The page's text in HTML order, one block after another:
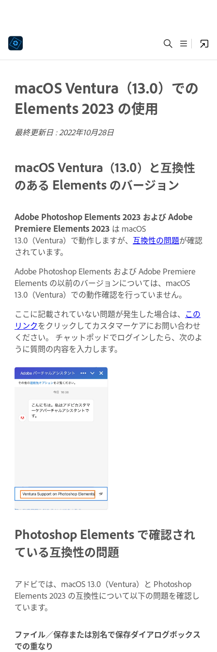
macOS Ventura（13.0）での
Elements 2023 の使用
最終更新日 :2022年10月28日
macOS Ventura（13.0）と互換性
のある Elements のバージョン
Adobe Photoshop Elements 2023 および Adobe
Premiere Elements 2023 は macOS
13.0（Ventura）で動作しますが、 互換性の問題が確認
されています。
Adobe Photoshop Elements および Adobe Premiere
Elements の以前のバージョンについては、macOS
13.0（Ventura）での動作確認を行っていません。
ここに記載されていない問題が発生した場合は、 この
リンクをクリックしてカスタマーケアにお問い合わせ
ください。 チャットポッドでログインしたら、次のよ
うに質問の内容を入力します。
Photoshop Elements で確認され
ている互換性の問題
アドビでは、macOS 13.0（Ventura）と Photoshop
Elements 2023 の互換性について以下の問題を確認し
ています。
ファイル／保存または別名で保存ダイアログボックス
での重なり